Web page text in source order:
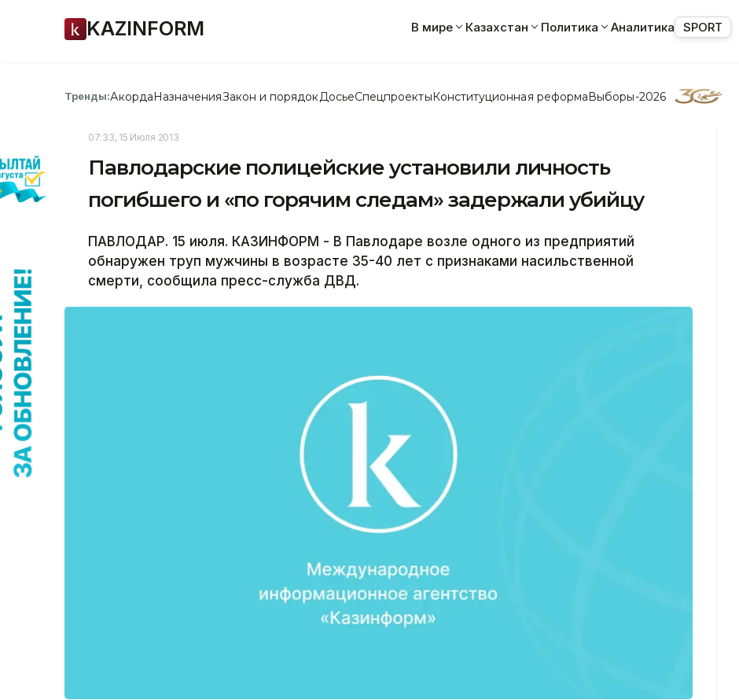
KAZINFORM В мире Казахстан Политика Аналитика SPORT
Тренды:АкордаНазначенияЗакон и порядок ДосьеСпецпроектыКонституционная реформаВыборы-2026
07:33, 15 Июля 2013
Павлодарские полицейские установили личность
погибшего и «по горячим следам» задержали убийцу
ПАВЛОДАР. 15 июля. КАЗИНФОРМ - В Павлодаре возле одного из предприятий
обнаружен труп мужчины в возрасте 35-40 лет с признаками насильственной
смерти, сообщила пресс-служба ДВД.